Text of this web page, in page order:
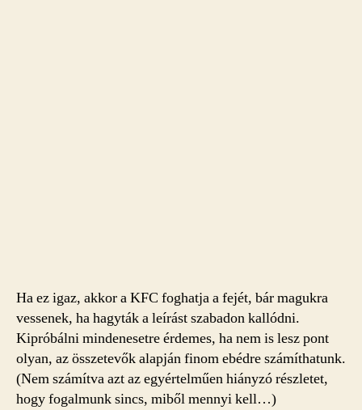
Ha ez igaz, akkor a KFC foghatja a fejét, bár magukra
vessenek, ha hagyták a leírást szabadon kallódni.
Kipróbálni mindenesetre érdemes, ha nem is lesz pont
olyan, az összetevők alapján finom ebédre számíthatunk.
(Nem számítva azt az egyértelműen hiányzó részletet,
hogy fogalmunk sincs, miből mennyi kell…)